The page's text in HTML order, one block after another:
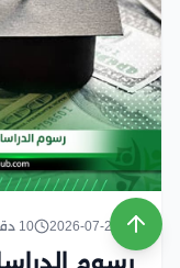
2026-07-29 10 دقائق قراءة
رسوم